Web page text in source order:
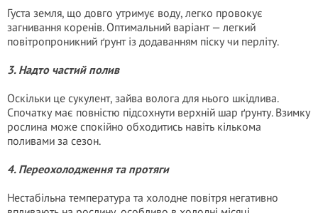
Густа земля, що довго утримує воду, легко провокує
загнивання коренів. Оптимальний варіант — легкий
повітропроникний ґрунт із додаванням піску чи перліту.
3. Надто частий полив
Оскільки це сукулент, зайва волога для нього шкідлива.
Спочатку має повністю підсохнути верхній шар ґрунту. Взимку
рослина може спокійно обходитись навіть кількома
поливами за сезон.
4. Переохолодження та протяги
Нестабільна температура та холодне повітря негативно